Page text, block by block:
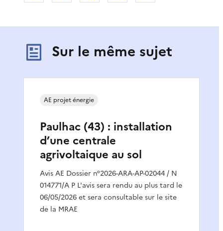
Sur le même sujet
Paulhac (43) : installation
d’une centrale
agrivoltaique au sol
Avis AE Dossier n°2026-ARA-AP-02044 / N
014771/A P L'avis sera rendu au plus tard le
06/05/2026 et sera consultable sur le site
de la MRAE
AE projet énergie